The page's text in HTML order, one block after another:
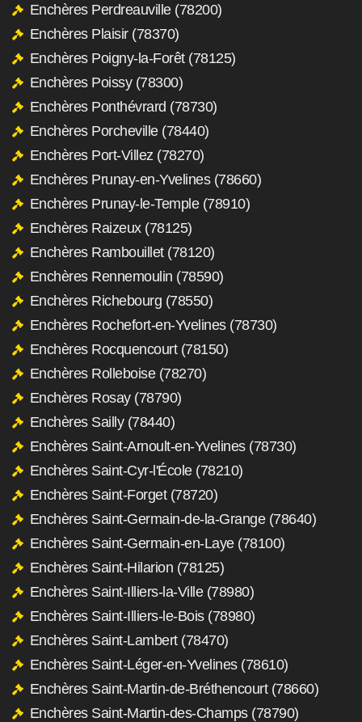
Enchères Perdreauville (78200)
Enchères Plaisir (78370)
Enchères Poigny-la-Forêt (78125)
Enchères Poissy (78300)
Enchères Ponthévrard (78730)
Enchères Porcheville (78440)
Enchères Port-Villez (78270)
Enchères Prunay-en-Yvelines (78660)
Enchères Prunay-le-Temple (78910)
Enchères Raizeux (78125)
Enchères Rambouillet (78120)
Enchères Rennemoulin (78590)
Enchères Richebourg (78550)
Enchères Rochefort-en-Yvelines (78730)
Enchères Rocquencourt (78150)
Enchères Rolleboise (78270)
Enchères Rosay (78790)
Enchères Sailly (78440)
Enchères Saint-Arnoult-en-Yvelines (78730)
Enchères Saint-Cyr-l'École (78210)
Enchères Saint-Forget (78720)
Enchères Saint-Germain-de-la-Grange (78640)
Enchères Saint-Germain-en-Laye (78100)
Enchères Saint-Hilarion (78125)
Enchères Saint-Illiers-la-Ville (78980)
Enchères Saint-Illiers-le-Bois (78980)
Enchères Saint-Lambert (78470)
Enchères Saint-Léger-en-Yvelines (78610)
Enchères Saint-Martin-de-Bréthencourt (78660)
Enchères Saint-Martin-des-Champs (78790)